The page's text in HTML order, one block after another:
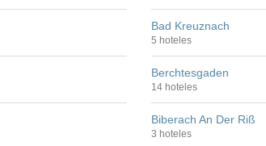
Bad Kreuznach
5 hoteles
Berchtesgaden
14 hoteles
Biberach An Der Riß
3 hoteles